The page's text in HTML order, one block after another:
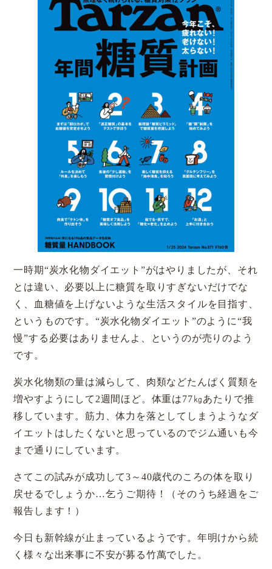
一時期“炭水化物ダイエット”がはやりましたが、それ
とは違い、必要以上に糖質を取りすぎないだけでな
く、血糖値を上げないような生活スタイルを目指す、
というものです。“炭水化物ダイエット”のように“我
慢”する必要はありませんよ、というのが売りのよう
です。
炭水化物類の量は減らして、肉類などたんぱく質類を
増やすようにして2週間ほど。体重は77㎏あたりで推
移しています。筋力、体力を落としてしまうようなダ
イエットはしたくないと思っているのでジム通いも今
まで通りにしています。
さてこの試みが成功して3～40歳代のころの体を取り
戻せるでしょうか…乞うご期待！（そのうち経過をご
報告します！）
今日も新幹線が止まっているようです。年明けから続
く様々な出来事に不安が募る竹萬でした。